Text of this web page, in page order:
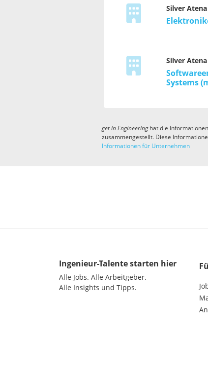
Silver Atena
Silver Atena
Systems
get in Engineeringhat die
zusammengestellt. Diese
Informationen für Unternehmen
Ingenieur-Talente starten hier
Alle Jobs. Alle Arbeitgeber.
Alle Insights und Tipps.